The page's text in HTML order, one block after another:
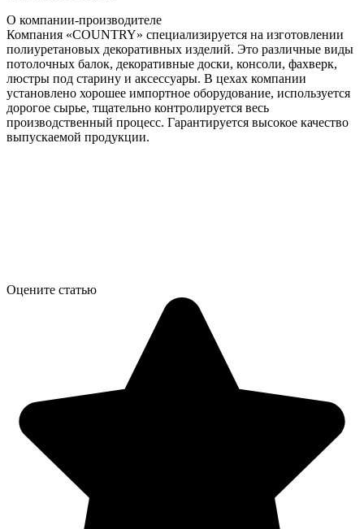
О компании-производителе
Компания «COUNTRY» специализируется на изготовлении
полиуретановых декоративных изделий. Это различные виды
потолочных балок, декоративные доски, консоли, фахверк,
люстры под старину и аксессуары. В цехах компании
установлено хорошее импортное оборудование, используется
дорогое сырье, тщательно контролируется весь
производственный процесс. Гарантируется высокое качество
выпускаемой продукции.
Оцените статью